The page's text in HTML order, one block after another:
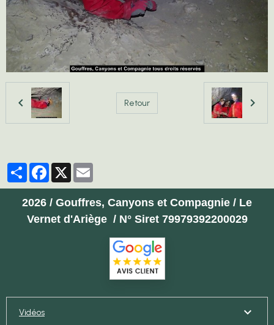
Retour
PartagerFacebook
X
2026 / Gouffres, Canyons et Compagnie / Le
Vernet d'Ariège / N° Siret 79979392200029
Vidéos